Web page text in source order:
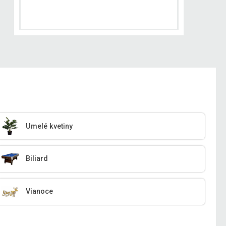
Umelé kvetiny
Biliard
Vianoce